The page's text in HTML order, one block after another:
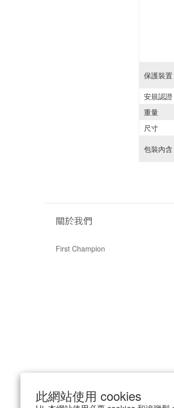
此網站使用 cookies
保護裝置
安規認證
重量
尺寸
包裝內含
關於我們
First Champion